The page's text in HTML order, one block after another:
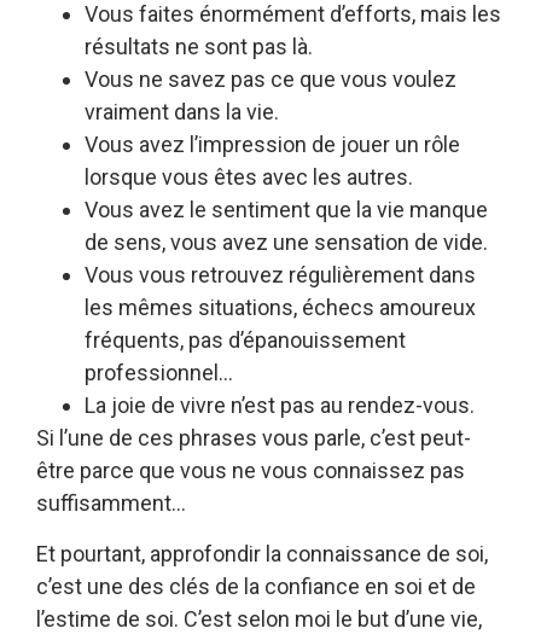
Vous faites énormément d’efforts, mais les
résultats ne sont pas là.
Vous ne savez pas ce que vous voulez
vraiment dans la vie.
Vous avez l’impression de jouer un rôle
lorsque vous êtes avec les autres.
Vous avez le sentiment que la vie manque
de sens, vous avez une sensation de vide.
Vous vous retrouvez régulièrement dans
les mêmes situations, échecs amoureux
fréquents, pas d’épanouissement
professionnel…
La joie de vivre n’est pas au rendez-vous.
Si l’une de ces phrases vous parle, c’est peut-
être parce que vous ne vous connaissez pas
suffisamment…
Et pourtant, approfondir la connaissance de soi,
c’est une des clés de la confiance en soi et de
l’estime de soi. C’est selon moi le but d’une vie,